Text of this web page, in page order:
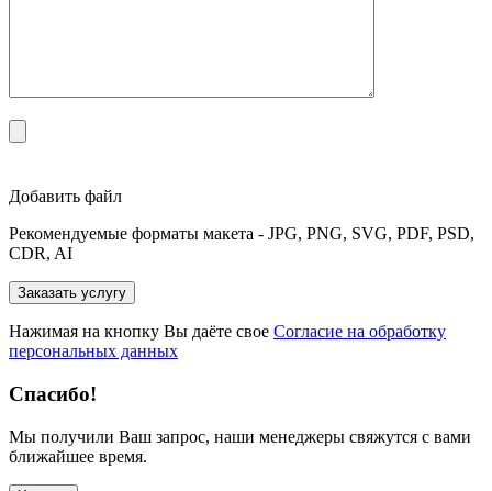
Добавить файл
Рекомендуемые форматы макета - JPG, PNG, SVG, PDF, PSD,
CDR, AI
Нажимая на кнопку Вы даёте свое Согласие на обработку
персональных данных
Спасибо!
Мы получили Ваш запрос, наши менеджеры свяжутся с вами
ближайшее время.